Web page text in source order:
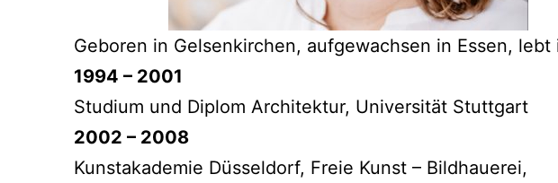
Geboren in Gelsenkirchen, aufgewachsen in Essen, lebt
1994 – 2001
Studium und Diplom Architektur, Universität Stuttgart
2002 – 2008
Kunstakademie Düsseldorf, Freie Kunst – Bildhauerei,